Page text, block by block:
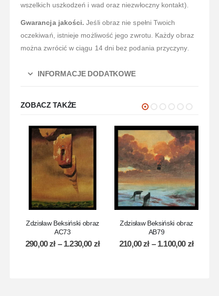
wszelkich uszkodzeń i wad oraz niezwłoczny kontakt).
Gwarancja jakości. Jeśli obraz nie spełni Twoich
oczekiwań, istnieje możliwość jego zwrotu. Każdy obraz
można zwrócić w ciągu 14 dni bez podania przyczyny.
INFORMACJE DODATKOWE
ZOBACZ TAKŻE
Zdzisław Beksiński obraz
AC73
290,00zł – 1.230,00 zł
Zdzisław Beksiński obraz
AB79
210,00zł – 1.100,00 zł